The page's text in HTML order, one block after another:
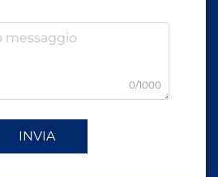
0/1000
INVIA